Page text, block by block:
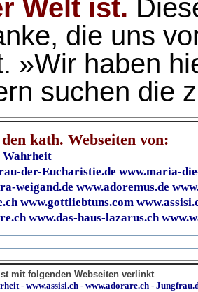
Welt ist.
die uns
»Wir haben
suchen die
kath. Webseiten von:
Wahrheit
der-Eucharistie.de www.maria-
weigand.de www.adoremus.de
www.gottliebtuns.com
www.das-haus-lazarus.ch
mit folgenden Webseiten verlinkt
- www.assisi.ch - www.adorare.ch -